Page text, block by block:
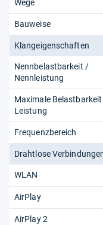
Wege
Bauweise
Klangeigenschaften
Nennbelastbarkeit /
Nennleistung
Maximale
Leistung
Frequenzbereich
Drahtlose
WLAN
AirPlay
AirPlay 2